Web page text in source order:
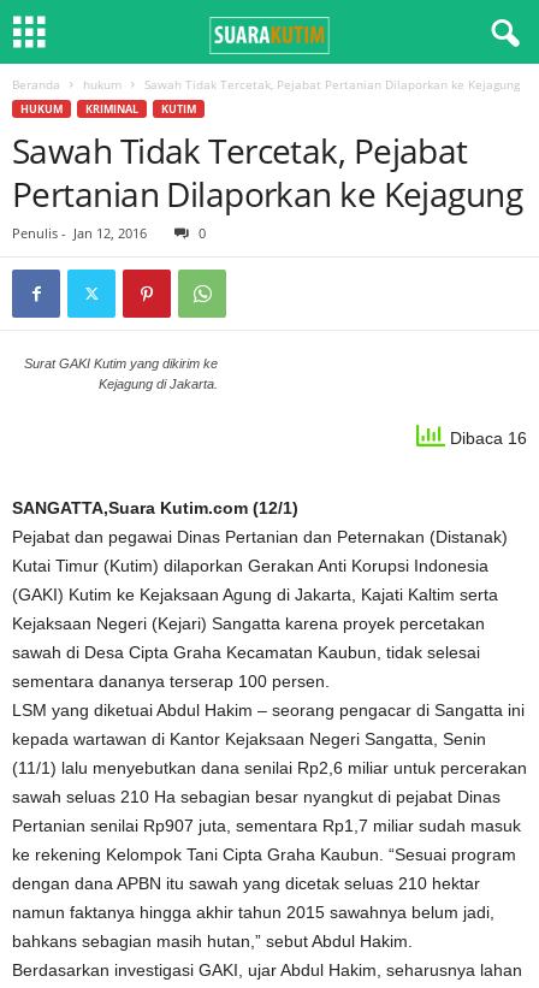
Beranda hukum Sawah Tidak Tercetak, Pejabat Pertanian Dilaporkan ke Kejagung
HUKUM KRIMINAL KUTIM
Sawah Tidak Tercetak, Pejabat
Pertanian Dilaporkan ke Kejagung
Penulis - Jan 12, 2016 0
Surat GAKI Kutim yang dikirim ke
Kejagung di Jakarta.
Dibaca 16
SANGATTA,Suara Kutim.com (12/1)
Pejabat dan pegawai Dinas Pertanian dan Peternakan (Distanak)
Kutai Timur (Kutim) dilaporkan Gerakan Anti Korupsi Indonesia
(GAKI) Kutim ke Kejaksaan Agung di Jakarta, Kajati Kaltim serta
Kejaksaan Negeri (Kejari) Sangatta karena proyek percetakan
sawah di Desa Cipta Graha Kecamatan Kaubun, tidak selesai
sementara dananya terserap 100 persen.
LSM yang diketuai Abdul Hakim – seorang pengacar di Sangatta ini
kepada wartawan di Kantor Kejaksaan Negeri Sangatta, Senin
(11/1) lalu menyebutkan dana senilai Rp2,6 miliar untuk percerakan
sawah seluas 210 Ha sebagian besar nyangkut di pejabat Dinas
Pertanian senilai Rp907 juta, sementara Rp1,7 miliar sudah masuk
ke rekening Kelompok Tani Cipta Graha Kaubun. “Sesuai program
dengan dana APBN itu sawah yang dicetak seluas 210 hektar
namun faktanya hingga akhir tahun 2015 sawahnya belum jadi,
bahkans sebagian masih hutan,” sebut Abdul Hakim.
Berdasarkan investigasi GAKI, ujar Abdul Hakim, seharusnya lahan